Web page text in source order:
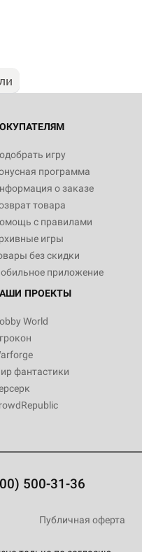
игру
программа
о заказе
товара
с правилами
игры
без скидки
приложение
ПРОЕКТЫ
World
фантастики
500-31-36
Публичная оферта